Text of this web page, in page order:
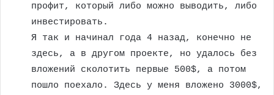
профит, который либо можно выводить, либо
инвестировать.
Я так и начинал года 4 назад, конечно не
здесь, а в другом проекте, но удалось без
вложений сколотить первые 500$, а потом
пошло поехало. Здесь у меня вложено 3000$,